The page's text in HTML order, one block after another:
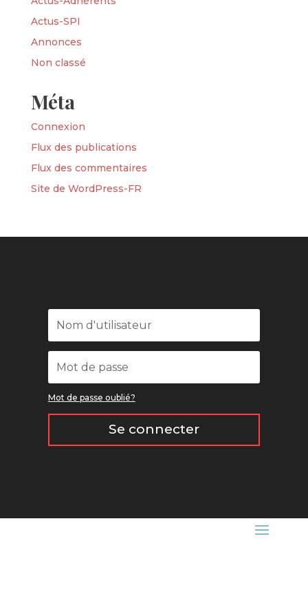
Actus-SPI
Annonces
Non classé
Méta
Connexion
Flux des publications
Flux des commentaires
Site de WordPress-FR
Mot de passe oublié?
Se connecter